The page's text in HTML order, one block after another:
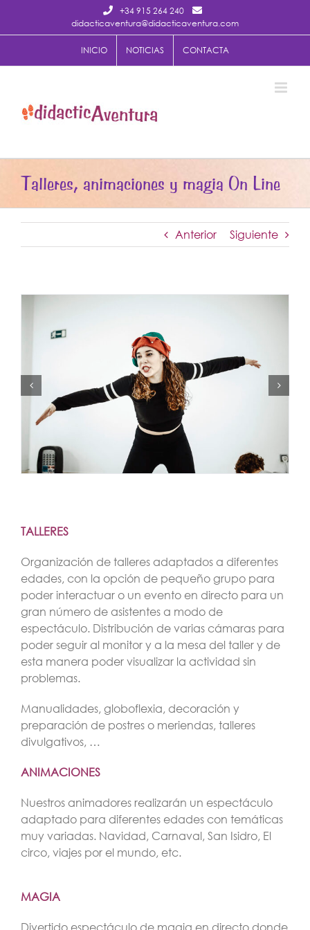
+34 915 264 240
didacticaventura@didacticaventura.com
INICIO NOTICIAS CONTACTA
Talleres, animaciones y magia On Line
Anterior Siguiente
TALLERES
Organización de talleres adaptados a diferentes
edades, con la opción de pequeño grupo para
poder interactuar o un evento en directo para un
gran número de asistentes a modo de
espectáculo. Distribución de varias cámaras para
poder seguir al monitor y a la mesa del taller y de
esta manera poder visualizar la actividad sin
problemas.
Manualidades, globoflexia, decoración y
preparación de postres o meriendas, talleres
divulgativos, …
ANIMACIONES
Nuestros animadores realizarán un espectáculo
adaptado para diferentes edades con temáticas
muy variadas. Navidad, Carnaval, San Isidro, El
circo, viajes por el mundo, etc.
MAGIA